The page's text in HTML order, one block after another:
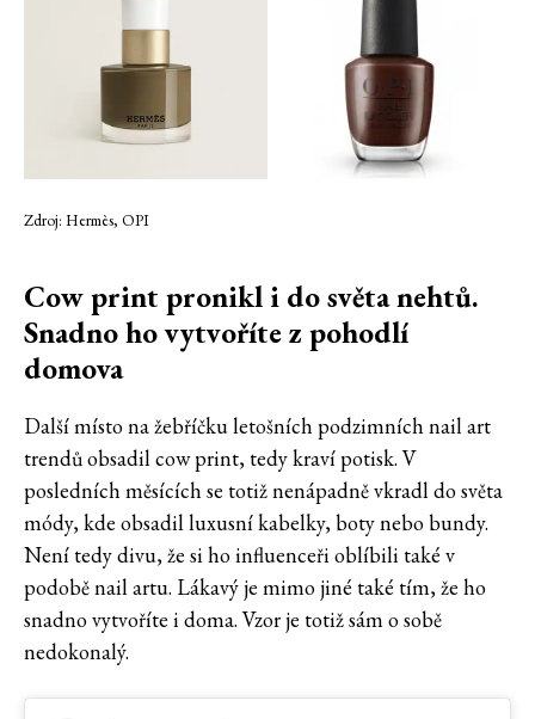
Zdroj: Hermès, OPI
Cow print pronikl i do světa nehtů.
Snadno ho vytvoříte z pohodlí
domova
Další místo na žebříčku letošních podzimních nail art
trendů obsadil cow print, tedy kraví potisk. V
posledních měsících se totiž nenápadně vkradl do světa
módy, kde obsadil luxusní kabelky, boty nebo bundy.
Není tedy divu, že si ho influenceři oblíbili také v
podobě nail artu. Lákavý je mimo jiné také tím, že ho
snadno vytvoříte i doma. Vzor je totiž sám o sobě
nedokonalý.